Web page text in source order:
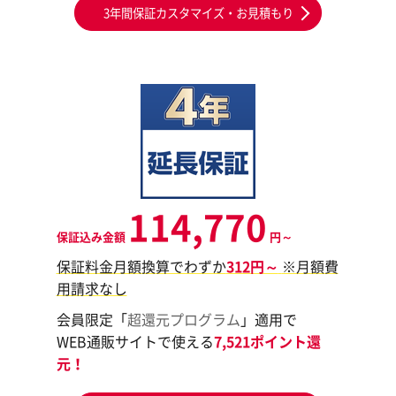
3年間保証カスタマイズ・お見積もり
保証込み金額 114,770 円～
保証料金月額換算でわずか312円～ ※月額費
用請求なし
会員限定「超還元プログラム 」適用で
WEB通販サイトで使える7,521ポイント還
元！